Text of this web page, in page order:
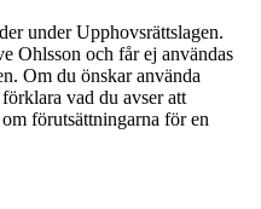
under Upphovsrättslagen.
Ohlsson och får ej användas
Om du önskar använda
vad du avser att
förutsättningarna för en